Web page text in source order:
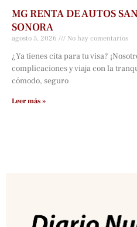
MG RENTA DE AUTOS
SONORA
agosto 5, 2026 No hay comentarios
¿Ya tienes cita para tu visa?
complicaciones y viaja con la
cómodo, seguro
Leer más »